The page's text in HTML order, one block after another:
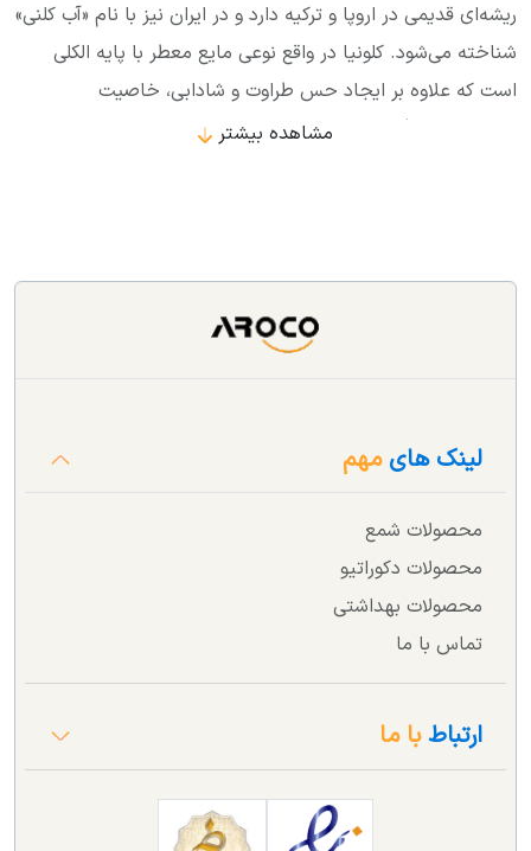
ریشه‌ای قدیمی در اروپا و ترکیه دارد و در ایران نیز با نام «آب کلنی»
شناخته می‌شود. کلونیا در واقع نوعی مایع معطر با پایه الکلی
است که علاوه بر ایجاد حس طراوت و شادابی، خاصیت
ضدعفونی‌کنندگی ملایمی نیز دارد و می‌تواند انتخابی مناسب برای
هستند بسیار مناسب است. بسیاری از افراد از کلونیا به‌عنوان
برندهای معتبر داخلی و خارجی مانند
Eyüp Sabri، Rebul، Selin
هرکدام با رایحه‌های خاص و بسته‌بندی‌های متفاوت عرضه
می‌شوند. انتخاب آب کلنی مناسب می‌تواند علاوه بر ایجاد حس
طراوت، در حفظ بهداشت فردی نیز نقش مؤثری ایفا کند.
در فروشگاه آروکو انواع آب کلنی و کلونیا با رایحه‌های متفاوت و
حجم‌های متنوع عرضه شده است تا بتوانید بر اساس سلیقه و
نیاز خود بهترین گزینه را انتخاب کنید. با خرید آنلاین از این
دسته‌بندی می‌توانید محصولی اصل، باکیفیت و قیمت مناسب را
در کوتاه‌ترین زمان درب منزل دریافت کنید.
مشاهده بیشتر
لینک هایمهم
محصولات شمع
محصولات دکوراتیو
محصولات بهداشتی
تماس با ما
ارتباطبا ما